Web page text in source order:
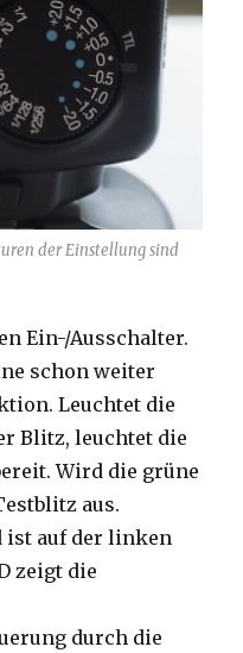
der Einstellung sind
Ein-/Ausschalter.
schon weiter
Leuchtet die
Blitz, leuchtet die
Wird die grüne
aus.
ist auf der linken
zeigt die
durch die